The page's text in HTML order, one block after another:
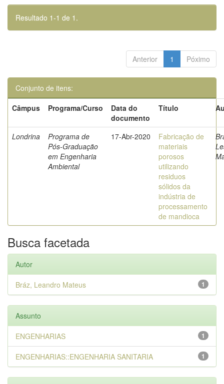
Resultado 1-1 de 1.
Anterior 1 Póximo
Conjunto de itens:
Câmpus
Programa/Curso
Data do
documento
Título
Londrina
Programa de
Pós-Graduação
em Engenharia
Ambiental
17-Abr-2020
Fabricação de
materiais
porosos
utilizando
residuos
sólidos da
indústria de
processamento
de mandioca
Busca facetada
Autor
1
Bráz, Leandro Mateus
Assunto
1
ENGENHARIAS
1
ENGENHARIAS::ENGENHARIA SANITARIA